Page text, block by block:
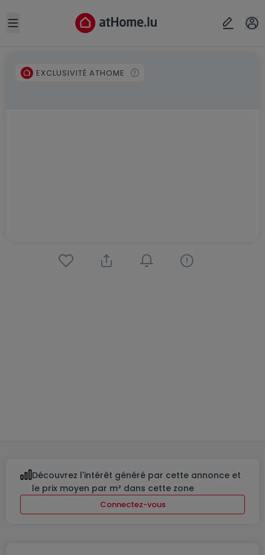
Open sidebar
EXCLUSIVITÉ ATHOME
Découvrez l'intérêt généré par cette annonce et
le prix moyen par m² dans cette zone
Connectez-vous